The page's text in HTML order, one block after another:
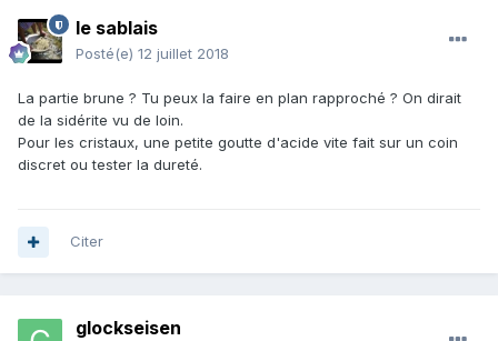
le sablais
Posté(e) 12 juillet 2018
La partie brune ? Tu peux la faire en plan rapproché ? On dirait
de la sidérite vu de loin.
Pour les cristaux, une petite goutte d'acide vite fait sur un coin
discret ou tester la dureté.
Citer
glockseisen